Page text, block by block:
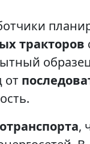
тракторов
от
,